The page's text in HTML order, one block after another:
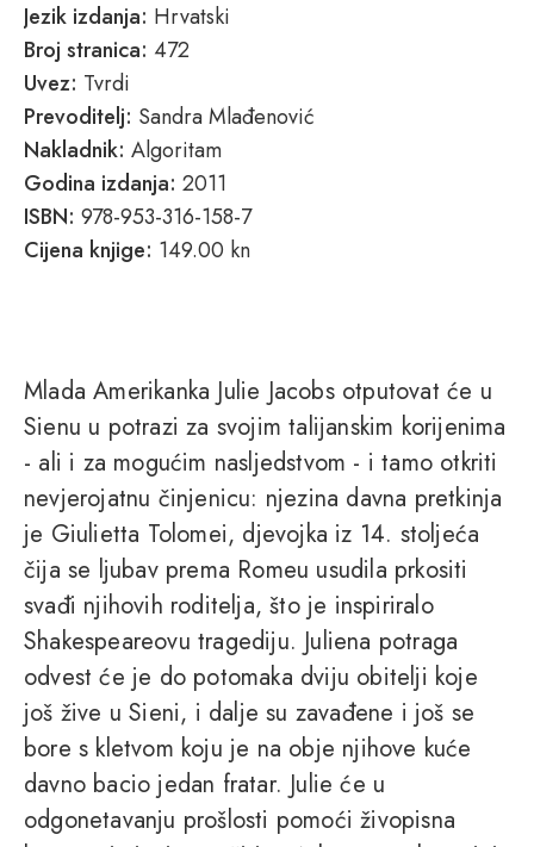
Jezik izdanja: Hrvatski
Broj stranica: 472
Uvez: Tvrdi
Prevoditelj: Sandra Mlađenović
Nakladnik: Algoritam
Godina izdanja: 2011
ISBN: 978-953-316-158-7
Cijena knjige: 149.00 kn
Mlada Amerikanka Julie Jacobs otputovat će u
Sienu u potrazi za svojim talijanskim korijenima
- ali i za mogućim nasljedstvom - i tamo otkriti
nevjerojatnu činjenicu: njezina davna pretkinja
je Giulietta Tolomei, djevojka iz 14. stoljeća
čija se ljubav prema Romeu usudila prkositi
svađi njihovih roditelja, što je inspiriralo
Shakespeareovu tragediju. Juliena potraga
odvest će je do potomaka dviju obitelji koje
još žive u Sieni, i dalje su zavađene i još se
bore s kletvom koju je na obje njihove kuće
davno bacio jedan fratar. Julie će u
odgonetavanju prošlosti pomoći živopisna